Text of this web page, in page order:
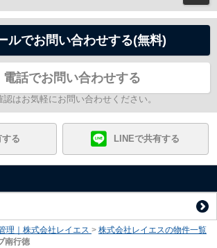
ルでお問い合わせする(無料)
電話でお問い合わせする
認はお気軽にお問い合わせください。
る LINEで共有する
理｜株式会社レイエス > 株式会社レイエスの物件一覧
南行徳